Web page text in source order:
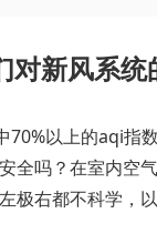
对新风系
70%以上的aqi指
全吗？在室内空
极右都不科学，